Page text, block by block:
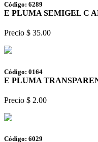
Código: 6289
E PLUMA SEMIGEL C
Precio $ 35.00
Código: 0164
E PLUMA
Precio $ 2.00
Código: 6029